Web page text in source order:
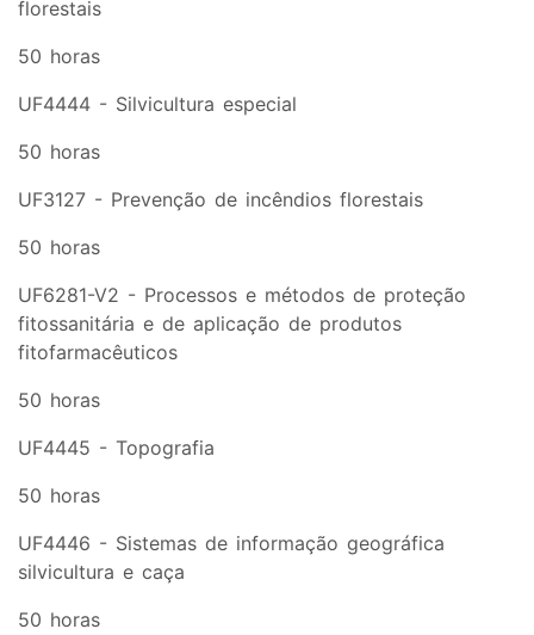
florestais
50 horas
UF4444 - Silvicultura especial
50 horas
UF3127 - Prevenção de incêndios florestais
50 horas
UF6281-V2 - Processos e métodos de proteção
fitossanitária e de aplicação de produtos
fitofarmacêuticos
50 horas
UF4445 - Topografia
50 horas
UF4446 - Sistemas de informação geográfica
silvicultura e caça
50 horas